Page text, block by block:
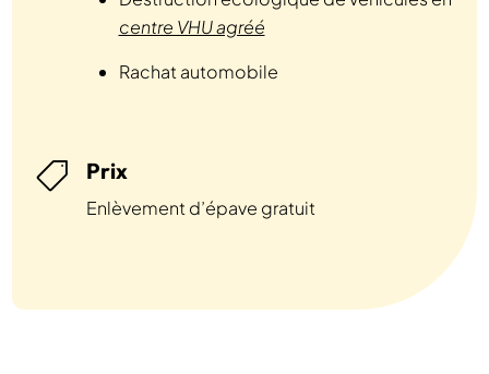
centre VHU agréé
Rachat automobile
 Prix
Enlèvement d’épave gratuit